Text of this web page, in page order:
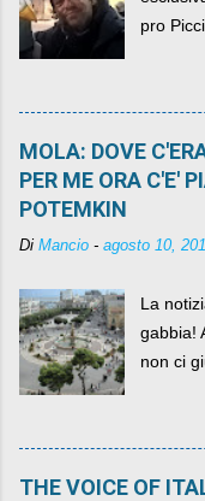
pro
come
MOLA: DOVE
PER ME ORA C'E'
POTEMKIN
Di Mancio - agosto 10,
La
gabbia!
non ci
per un
più.
THE VOICE OF